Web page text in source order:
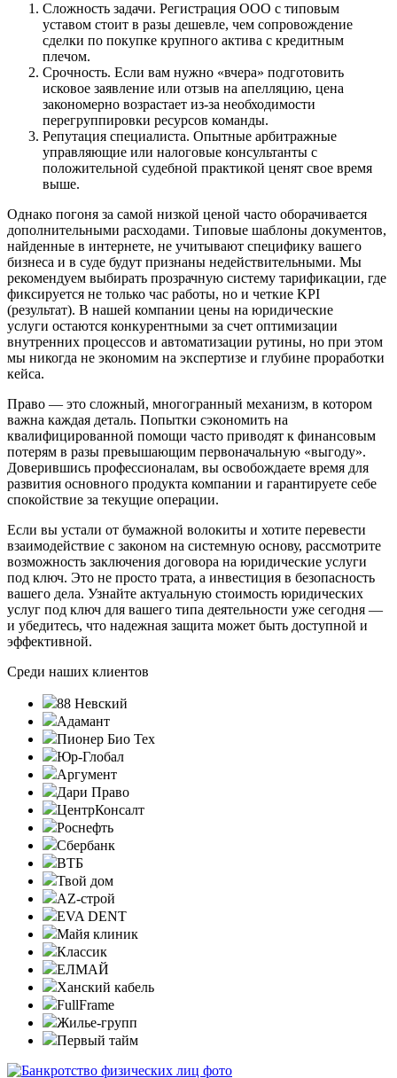
Сложность задачи. Регистрация ООО с типовым
уставом стоит в разы дешевле, чем сопровождение
сделки по покупке крупного актива с кредитным
плечом.
Срочность. Если вам нужно «вчера» подготовить
исковое заявление или отзыв на апелляцию, цена
закономерно возрастает из-за необходимости
перегруппировки ресурсов команды.
Репутация специалиста. Опытные арбитражные
управляющие или налоговые консультанты с
положительной судебной практикой ценят свое время
выше.
Однако погоня за самой низкой ценой часто оборачивается
дополнительными расходами. Типовые шаблоны документов,
найденные в интернете, не учитывают специфику вашего
бизнеса и в суде будут признаны недействительными. Мы
рекомендуем выбирать прозрачную систему тарификации, где
фиксируется не только час работы, но и четкие KPI
(результат). В нашей компании цены на юридические
услуги остаются конкурентными за счет оптимизации
внутренних процессов и автоматизации рутины, но при этом
мы никогда не экономим на экспертизе и глубине проработки
кейса.
Право — это сложный, многогранный механизм, в котором
важна каждая деталь. Попытки сэкономить на
квалифицированной помощи часто приводят к финансовым
потерям в разы превышающим первоначальную «выгоду».
Доверившись профессионалам, вы освобождаете время для
развития основного продукта компании и гарантируете себе
спокойствие за текущие операции.
Если вы устали от бумажной волокиты и хотите перевести
взаимодействие с законом на системную основу, рассмотрите
возможность заключения договора на юридические услуги
под ключ. Это не просто трата, а инвестиция в безопасность
вашего дела. Узнайте актуальную стоимость юридических
услуг под ключ для вашего типа деятельности уже сегодня —
и убедитесь, что надежная защита может быть доступной и
эффективной.
Среди наших клиентов
88 Невский
Адамант
Пионер Био Тех
Юр-Глобал
Аргумент
Дари Право
ЦентрКонсалт
Роснефть
Сбербанк
ВТБ
Твой дом
AZ-строй
EVA DENT
Майя клиник
Классик
ЕЛМАЙ
Ханский кабель
FullFrame
Жилье-групп
Первый тайм